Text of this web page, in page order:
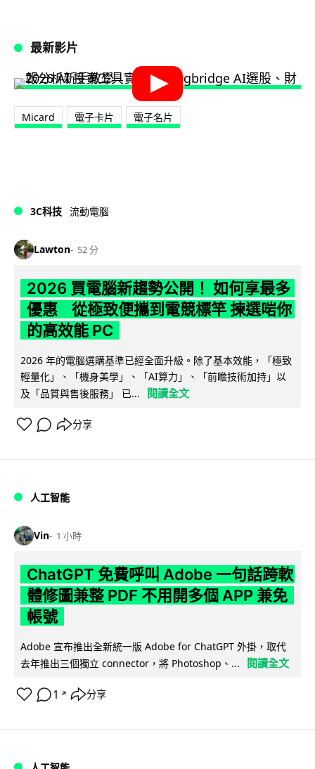
最新影片
Micard 電子卡片 電子名片
3C科技 流動電腦
Lawton 52 分
2026 買電腦新趨勢公開！ 如何享最多
優惠 從極致便攜到電競標竿 揀選啱你
的高效能 PC
2026 年的電腦選購基準已經全面升級。除了基本效能，「極致
輕量化」、「機身美學」、「AI算力」、「前瞻技術加持」以
及「品質與售後服務」 已...
閱讀全文
分享
人工智能
Vin 1 小時
ChatGPT 免費呼叫 Adobe 一句話跨軟
體修圖兼整 PDF 不用開多個 APP 兼免
帳號
Adobe 宣布推出全新統一版 Adobe for ChatGPT 外掛，取代
去年推出三個獨立 connector，將 Photoshop、...
閱讀全文
1 ↗ 分享